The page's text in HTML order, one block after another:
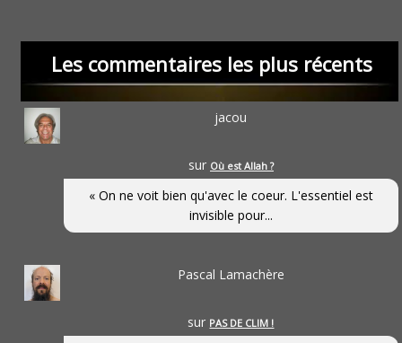
Les commentaires les plus récents
jacou
sur Où est Allah ?
« On ne voit bien qu'avec le coeur. L'essentiel est
invisible pour...
Pascal Lamachère
sur PAS DE CLIM !